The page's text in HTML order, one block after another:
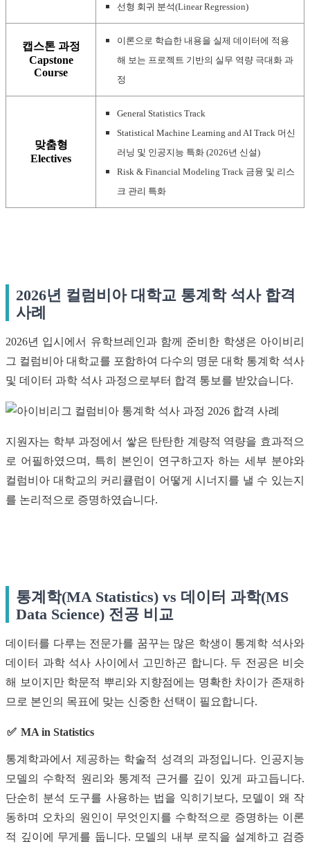
선형 회귀 분석(Linear Regression)
캡스톤 과정
Capstone
Course
이론으로 학습한 내용을 실제 데이터에 적용
해 보는 프로젝트 기반의 실무 역량 극대화 과
정
맞춤형
Electives
General Statistics Track
Statistical Machine Learning and AI Track 머신
러닝 및 인공지능 특화 (2026년 신설)
Risk & Financial Modeling Track 금융 및 리스
크 관리 특화
2026년 컬럼비아 대학교 통계학 석사 합격
사례
2026년 입시에서 유학브레인과 함께 준비한 학생은 아이비리
그 컬럼비아 대학교를 포함하여 다수의 명문 대학 통계학 석사
및 데이터 과학 석사 과정으로부터 합격 통보를 받았습니다.
지원자는 학부 과정에서 쌓은 탄탄한 계량적 역량을 효과적으
로 어필하였으며, 특히 본인이 연구하고자 하는 세부 분야와
컬럼비아 대학교의 커리큘럼이 어떻게 시너지를 낼 수 있는지
를 논리적으로 증명하였습니다.
통계학(MA Statistics) vs 데이터 과학(MS
Data Science) 전공 비교
데이터를 다루는 전문가를 꿈꾸는 많은 학생이 통계학 석사와
데이터 과학 석사 사이에서 고민하곤 합니다. 두 전공은 비슷
해 보이지만 학문적 뿌리와 지향점에는 명확한 차이가 존재하
므로 본인의 목표에 맞는 신중한 선택이 필요합니다.
MA in Statistics
통계학과에서 제공하는 학술적 성격의 과정입니다. 인공지능
모델의 수학적 원리와 통계적 근거를 깊이 있게 파고듭니다.
단순히 분석 도구를 사용하는 법을 익히기보다, 모델이 왜 작
동하며 오차의 원인이 무엇인지를 수학적으로 증명하는 이론
적 깊이에 무게를 둡니다. 모델의 내부 로직을 설계하고 검증